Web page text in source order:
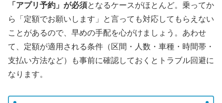
「アプリ予約」が必須となるケースがほとんど。乗ってか
ら「定額でお願いします」と言っても対応してもらえない
ことがあるので、早めの手配を心がけましょう。あわせ
て、定額が適用される条件（区間・人数・車種・時間帯・
支払い方法など）も事前に確認しておくとトラブル回避に
なります。